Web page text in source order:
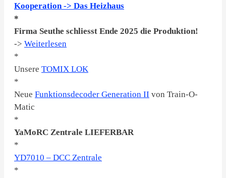
Kooperation -> Das Heizhaus
*
Firma Seuthe schliesst Ende 2025 die Produktion!
-> Weiterlesen
*
Unsere TOMIX LOK
*
Neue Funktionsdecoder Generation II von Train-O-
Matic
*
YaMoRC Zentrale LIEFERBAR
*
YD7010 – DCC Zentrale
*